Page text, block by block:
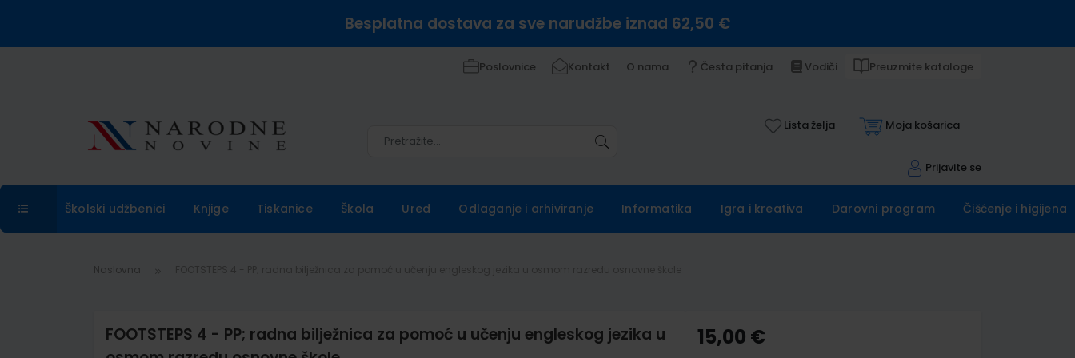
Besplatna dostava za sve narudžbe iznad 62,50 €
Poslovnice Kontakt O nama Česta pitanja Vodiči Preuzmite kataloge
Lista želja Moja košarica
Prijavite se
Školski udžbenici Knjige Tiskanice Škola Ured Odlaganje i arhiviranje Informatika Igra i kreativa Darovni program Čišćenje i higijena
Naslovna
FOOTSTEPS 4 - PP; radna bilježnica za pomoć u učenju engleskog jezika u
15,00 €